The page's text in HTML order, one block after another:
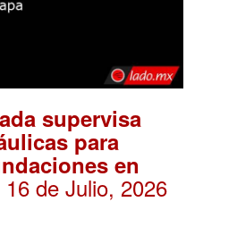
supervisa
para
en
16 de Julio, 2026